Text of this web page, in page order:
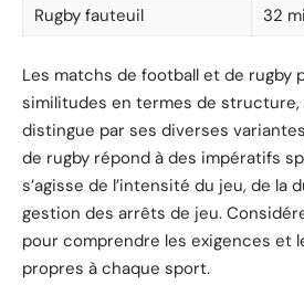
Rugby fauteuil
32
Les matchs de football et de rugby
similitudes en termes de structure,
distingue par ses diverses
de rugby répond à des impératifs
s’agisse de l’intensité du jeu, de la
gestion des arrêts de jeu.
pour comprendre les exigences et
propres à chaque sport.